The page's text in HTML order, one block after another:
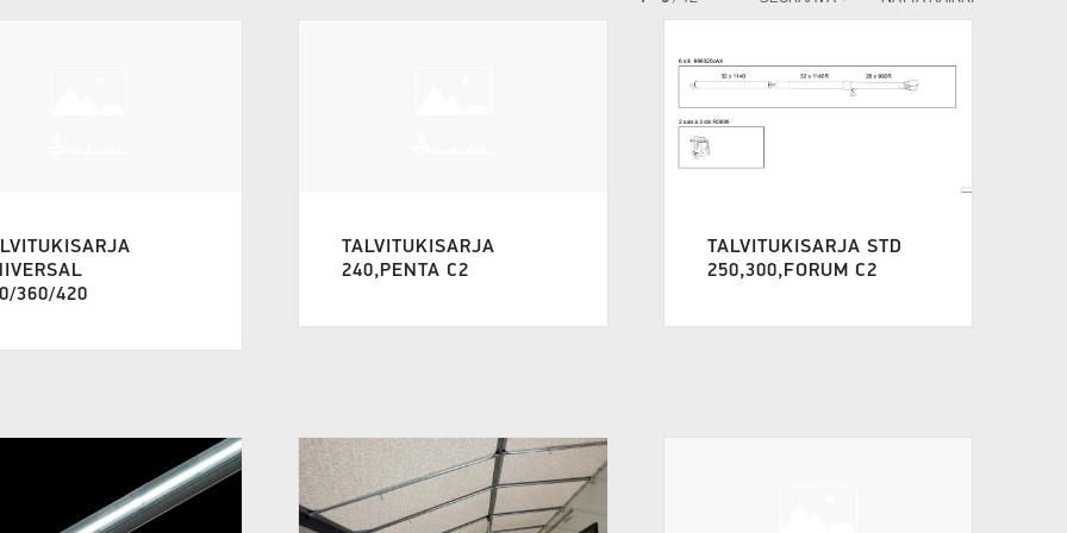
360/420
TALVITUKISARJA
240,PENTA C2
TALVITUKISARJA STD
250,300,FORUM C2